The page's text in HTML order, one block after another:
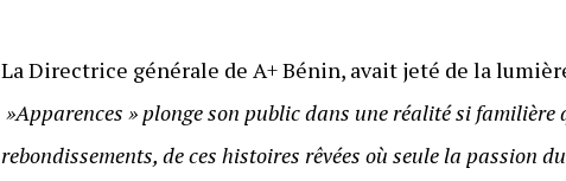
La Directrice générale de A+ Bénin, avait jeté de la
»Apparences » plonge son public dans une réalité si
rebondissements, de ces histoires rêvées où seule la passion